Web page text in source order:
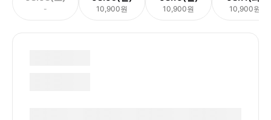
- 10,900원 10,900원 10,900원